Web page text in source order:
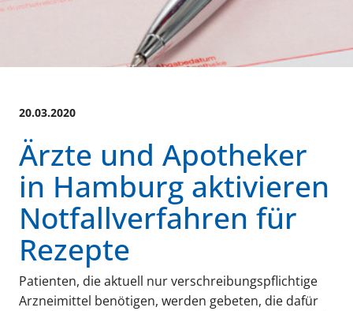
20.03.2020
Ärzte und Apotheker
in Hamburg aktivieren
Notfallverfahren für
Rezepte
Patienten, die aktuell nur verschreibungspflichtige
Arzneimittel benötigen, werden gebeten, die dafür